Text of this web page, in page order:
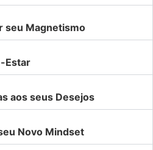
seu Magnetismo
Estar
aos seus Desejos
Novo Mindset